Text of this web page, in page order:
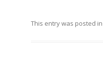
This entry was posted in